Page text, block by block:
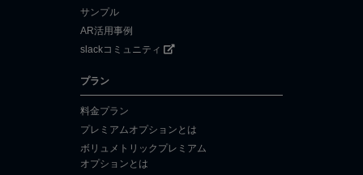
サンプル
AR活用事例
slackコミュニティ
プラン
料金プラン
プレミアムオプションとは
ボリュメトリックプレミアム
オプションとは